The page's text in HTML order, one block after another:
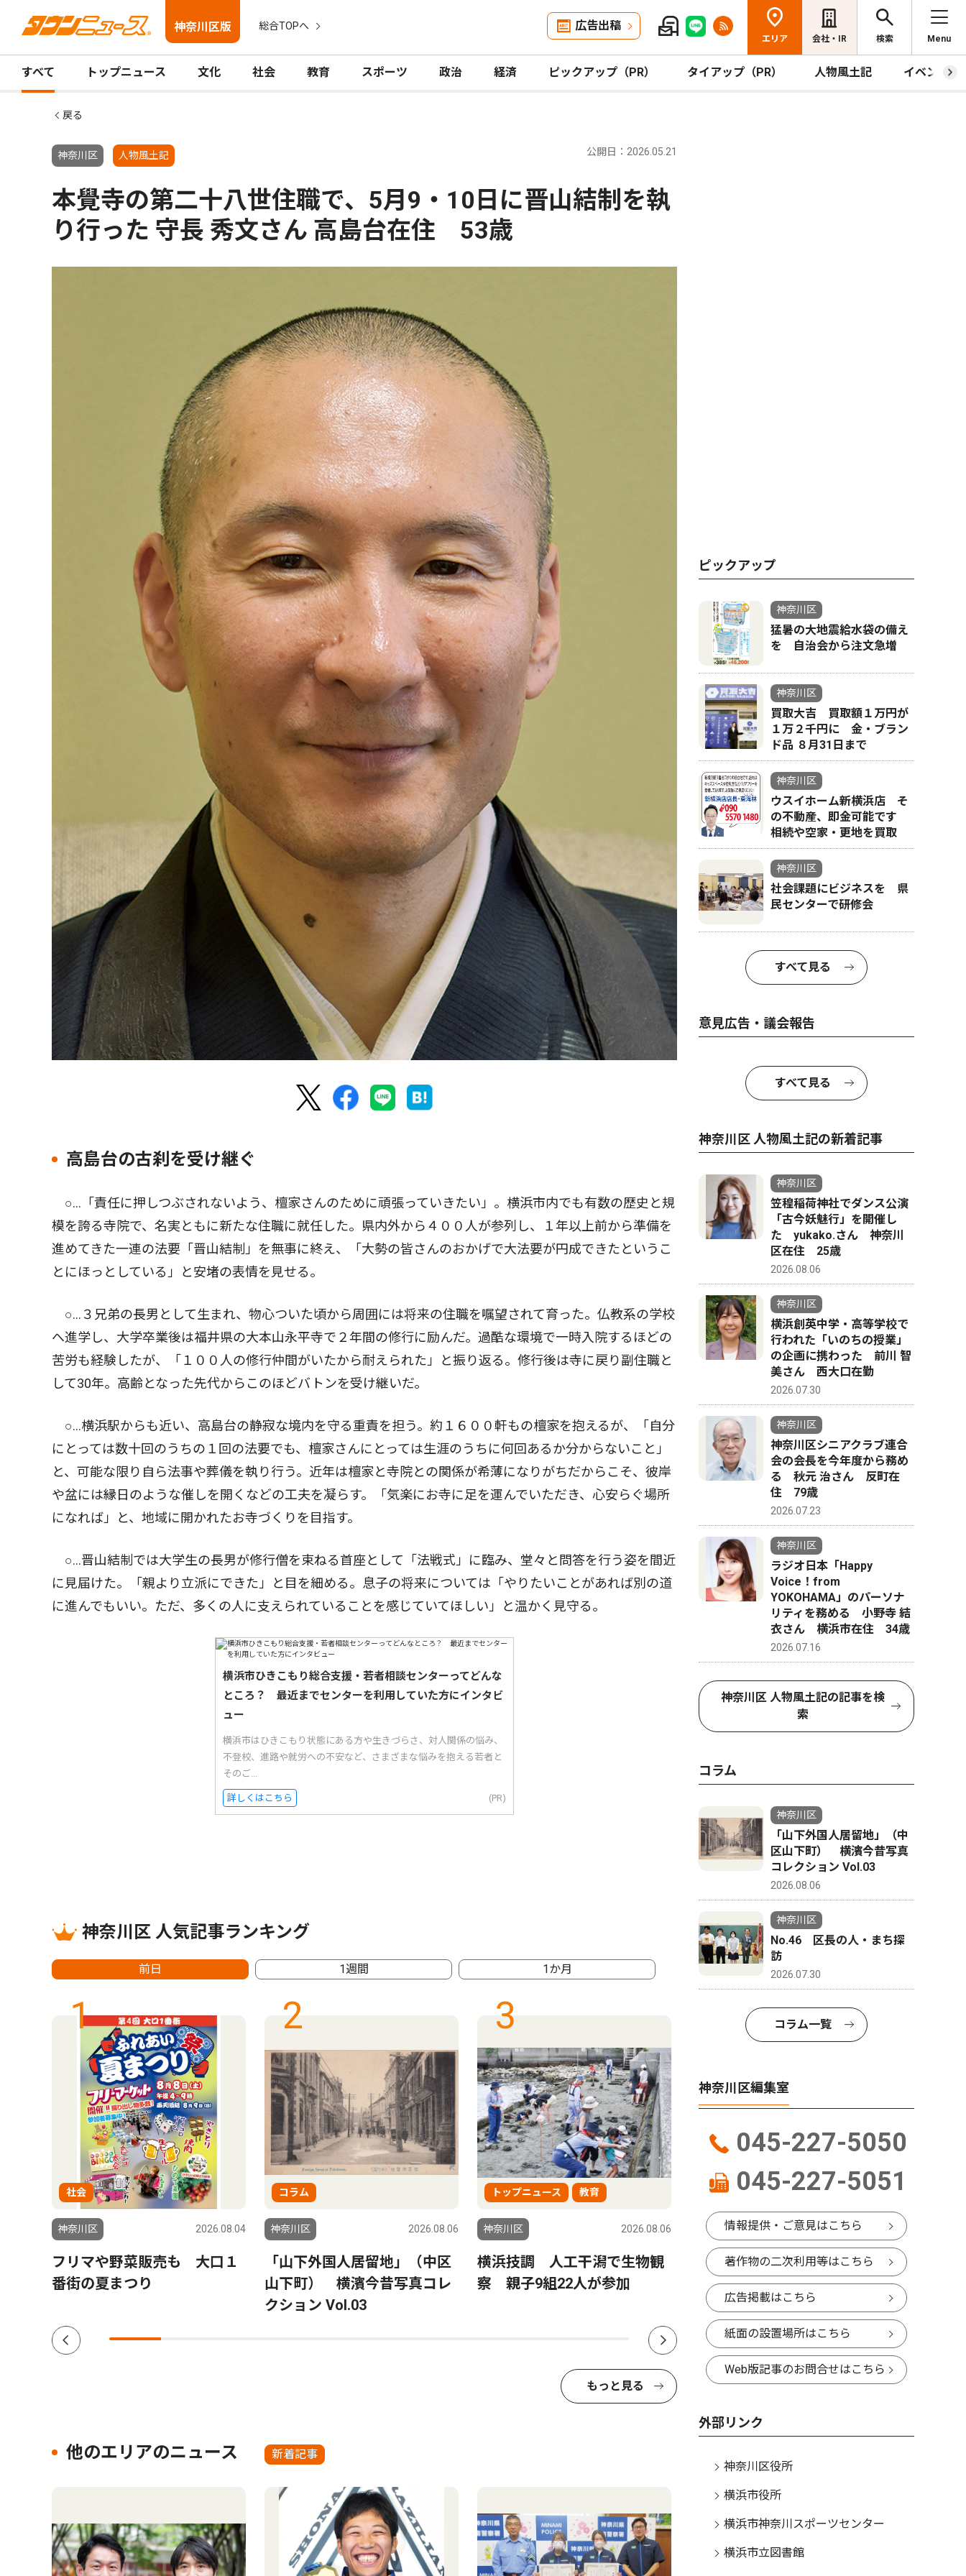
神奈川区版 総合TOPへ 広告出稿
エリア 会社・IR 検索 Menu
すべて トップニュース 文化 社会 教育 スポーツ 政治 経済 ピックアップ（PR） タイアップ（PR） 人物風土記 イベント
戻る
神奈川区 人物風土記 公開日：2026.05.21
本覺寺の第二十八世住職で、5月9・10日に晋山結制を執
り行った 守長 秀文さん 高島台在住 53歳
高島台の古刹を受け継ぐ
○…「責任に押しつぶされないよう、檀家さんのために頑張っていきたい」。横浜市内でも有数の歴史と規
模を誇る寺院で、名実ともに新たな住職に就任した。県内外から４００人が参列し、１年以上前から準備を
進めてきた一連の法要「晋山結制」を無事に終え、「大勢の皆さんのおかげで大法要が円成できたというこ
とにほっとしている」と安堵の表情を見せる。
○…３兄弟の長男として生まれ、物心ついた頃から周囲には将来の住職を嘱望されて育った。仏教系の学校
へ進学し、大学卒業後は福井県の大本山永平寺で２年間の修行に励んだ。過酷な環境で一時入院するほどの
苦労も経験したが、「１００人の修行仲間がいたから耐えられた」と振り返る。修行後は寺に戻り副住職と
して30年。高齢となった先代からこのほどバトンを受け継いだ。
○…横浜駅からも近い、高島台の静寂な境内を守る重責を担う。約１６００軒もの檀家を抱えるが、「自分
にとっては数十回のうちの１回の法要でも、檀家さんにとっては生涯のうちに何回あるか分からないこと」
と、可能な限り自ら法事や葬儀を執り行う。近年は檀家と寺院との関係が希薄になりがちだからこそ、彼岸
や盆には縁日のような催しを開くなどの工夫を凝らす。「気楽にお寺に足を運んでいただき、心安らぐ場所
になれば」と、地域に開かれたお寺づくりを目指す。
○…晋山結制では大学生の長男が修行僧を束ねる首座として「法戦式」に臨み、堂々と問答を行う姿を間近
に見届けた。「親より立派にできた」と目を細める。息子の将来については「やりたいことがあれば別の道
に進んでもいい。ただ、多くの人に支えられていることを感じていてほしい」と温かく見守る。
横浜市ひきこもり総合支援・若者相談センターってどんな
ところ？ 最近までセンターを利用していた方にインタビ
ュー
横浜市はひきこもり状態にある方や生きづらさ、対人関係の悩み、
不登校、進路や就労への不安など、さまざまな悩みを抱える若者と
そのご...
詳しくはこちら (PR)
神奈川区 人気記事ランキング
前日 1週間 1か月
1
社会
神奈川区 2026.08.04
フリマや野菜販売も 大口１
番街の夏まつり
2
コラム
神奈川区 2026.08.06
「山下外国人居留地」（中区
山下町） 横濱今昔写真コレ
クション Vol.03
3
トップニュース 教育
神奈川区 2026.08.06
横浜技調 人工干潟で生物観
察 親子9組22人が参加
教育
神奈川区 2026.08.07
神奈川図書館 司書のおすす
めＢＯＯＫ 第72話
神奈川
本の地震
もっと見る
他のエリアのニュース 新着記事
ピックアップ
神奈川区
猛暑の大地震給水袋の備え
を 自治会から注文急増
神奈川区
買取大吉 買取額１万円が
１万２千円に 金・ブラン
ド品 ８月31日まで
神奈川区
ウスイホーム新横浜店 そ
の不動産、即金可能です
相続や空家・更地を買取
神奈川区
社会課題にビジネスを 県
民センターで研修会
すべて見る
意見広告・議会報告
すべて見る
神奈川区 人物風土記の新着記事
神奈川区
笠䅣稲荷神社でダンス公演
「古今妖魅行」を開催し
た yukako.さん 神奈川
区在住 25歳
2026.08.06
神奈川区
横浜創英中学・高等学校で
行われた「いのちの授業」
の企画に携わった 前川 智
美さん 西大口在勤
2026.07.30
神奈川区
神奈川区シニアクラブ連合
会の会長を今年度から務め
る 秋元 治さん 反町在
住 79歳
2026.07.23
神奈川区
ラジオ日本「Happy
Voice！from
YOKOHAMA」のパーソナ
リティを務める 小野寺 結
衣さん 横浜市在住 34歳
2026.07.16
神奈川区 人物風土記の記事を検
索
コラム
神奈川区
「山下外国人居留地」（中
区山下町） 横濱今昔写真
コレクション Vol.03
2026.08.06
神奈川区
No.46 区長の人・まち探
訪
2026.07.30
コラム一覧
神奈川区編集室
045-227-5050
045-227-5051
情報提供・ご意見はこちら
著作物の二次利用等はこちら
広告掲載はこちら
紙面の設置場所はこちら
Web版記事のお問合せはこちら
外部リンク
神奈川区役所
横浜市役所
横浜市神奈川スポーツセンター
横浜市立図書館